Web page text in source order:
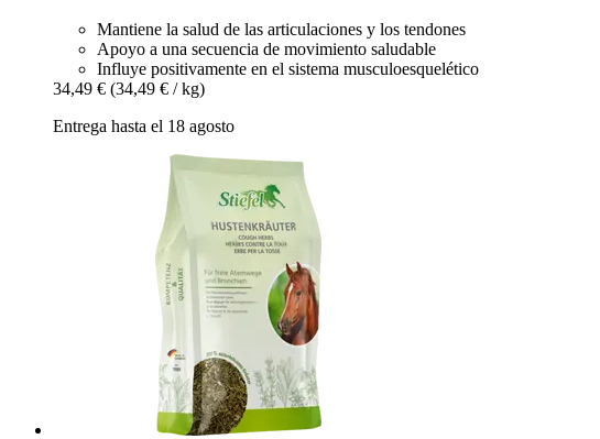
Mantiene la salud de las articulaciones y los tendones
Apoyo a una secuencia de movimiento saludable
Influye positivamente en el sistema musculoesquelético
34,49 € (34,49 € / kg)
Entrega hasta el 18 agosto